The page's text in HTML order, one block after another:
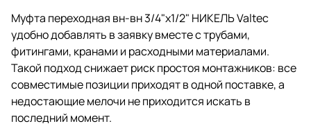
Муфта переходная вн-вн 3/4"х1/2" НИКЕЛЬ Valtec
удобно добавлять в заявку вместе с трубами,
фитингами, кранами и расходными материалами.
Такой подход снижает риск простоя монтажников: все
совместимые позиции приходят в одной поставке, а
недостающие мелочи не приходится искать в
последний момент.